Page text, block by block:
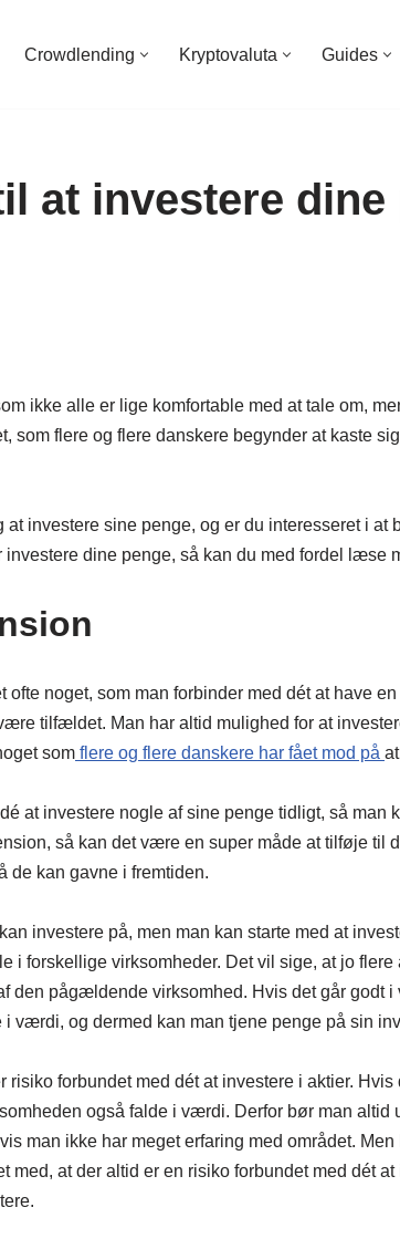
Crowdlending Kryptovaluta Guides
at investere dine
ikke alle er lige komfortable med at tale om,
som flere og flere danskere begynder at kaste
investere sine penge, og er du interesseret i at
dine penge, så kan du med fordel læse
noget, som man forbinder med dét at have en
tilfældet. Man har altid mulighed for at
som flere og flere danskere har fået mod på
at investere nogle af sine penge tidligt, så man
så kan det være en super måde at tilføje til
de kan gavne i fremtiden.
investere på, men man kan starte med at
i forskellige virksomheder. Det vil sige, at jo flere
den pågældende virksomhed. Hvis det går godt i
værdi, og dermed kan man tjene penge på sin
risiko forbundet med dét at investere i aktier. Hvis
også falde i værdi. Derfor bør man altid
man ikke har meget erfaring med området. Men
med, at der altid er en risiko forbundet med dét